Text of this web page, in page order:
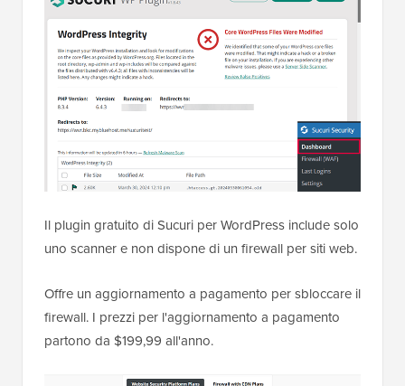
Il plugin gratuito di Sucuri per WordPress include solo
uno scanner e non dispone di un firewall per siti web.
Offre un aggiornamento a pagamento per sbloccare il
firewall. I prezzi per l'aggiornamento a pagamento
partono da $199,99 all'anno.